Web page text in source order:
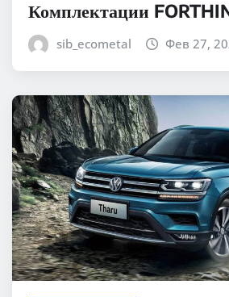
Комплектации
sib_ecometal Фев 27,